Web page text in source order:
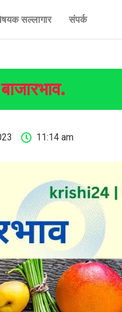
सल्लागार संपर्क
11:14 am